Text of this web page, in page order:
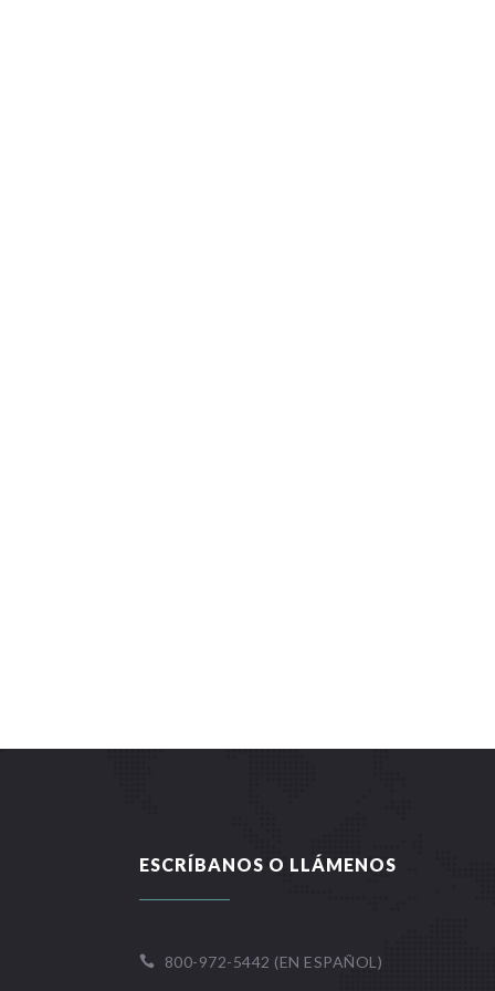
ESCRÍBANOS O LLÁMENOS
 800-972-5442 (EN ESPAÑOL)